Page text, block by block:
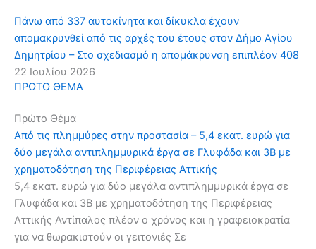
Πάνω από 337 αυτοκίνητα και δίκυκλα έχουν
απομακρυνθεί από τις αρχές του έτους στον Δήμο Αγίου
Δημητρίου – Στο σχεδιασμό η απομάκρυνση επιπλέον 408
22 Ιουλίου 2026
ΠΡΩΤΟ ΘΕΜΑ
Πρώτο Θέμα
Από τις πλημμύρες στην προστασία – 5,4 εκατ. ευρώ για
δύο μεγάλα αντιπλημμυρικά έργα σε Γλυφάδα και 3Β με
χρηματοδότηση της Περιφέρειας Αττικής
5,4 εκατ. ευρώ για δύο μεγάλα αντιπλημμυρικά έργα σε
Γλυφάδα και 3Β με χρηματοδότηση της Περιφέρειας
Αττικής Αντίπαλος πλέον ο χρόνος και η γραφειοκρατία
για να θωρακιστούν οι γειτονιές Σε